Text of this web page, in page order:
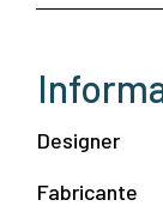
-
Designer
Fabricante